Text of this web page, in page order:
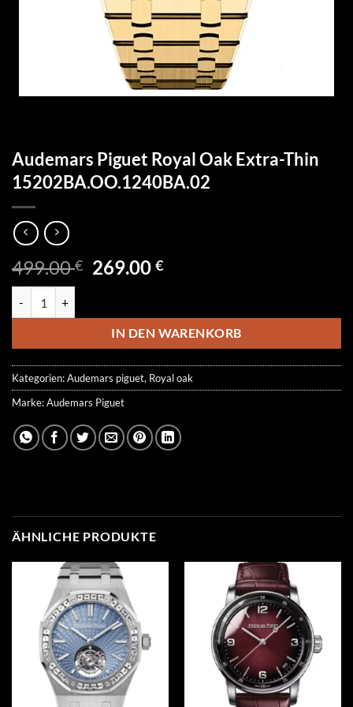
Audemars Piguet Royal Oak Extra-Thin
15202BA.OO.1240BA.02
499.00€ Ursprünglicher
499.00 €
269.00€Aktueller
269.00 €.
IN DEN WARENKORB
Kategorien:Audemars piguet, Royal oak
Marke:Audemars Piguet
ÄHNLICHE PRODUKTE